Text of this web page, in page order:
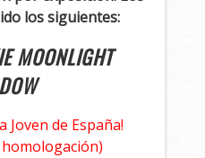
los siguientes:
MOONLIGHT
Joven de España!